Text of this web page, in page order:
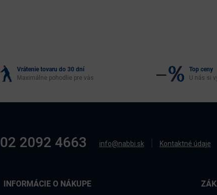
Vrátenie tovaru do 30 dní
Maximálne pohodlie pre vás
Top ceny
U nás si
02 2092 4663 info@nabbi.sk Kontaktné údaje
INFORMÁCIE O NÁKUPE